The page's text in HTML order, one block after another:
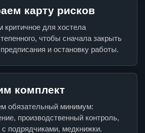
карту рисков
критичное для хостела
чтобы сначала закрыть
и остановку работы.
комплект
обязательный минимум:
производственный контроль,
с подрядчиками, медкнижки.